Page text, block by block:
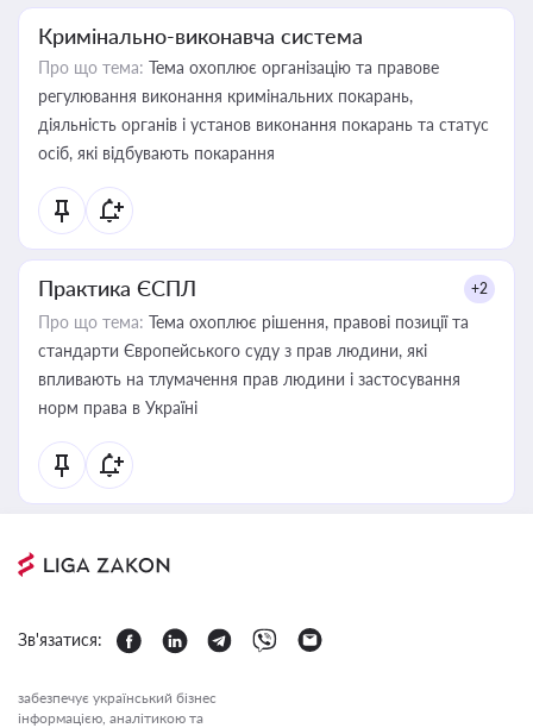
Кримінально-виконавча система
Про що тема: Тема охоплює організацію та правове
регулювання виконання кримінальних покарань,
діяльність органів і установ виконання покарань та статус
осіб, які відбувають покарання
Практика ЄСПЛ +2
Про що тема: Тема охоплює рішення, правові позиції та
стандарти Європейського суду з прав людини, які
впливають на тлумачення прав людини і застосування
норм права в Україні
Зв'язатися:
забезпечує український бізнес
інформацією, аналітикою та